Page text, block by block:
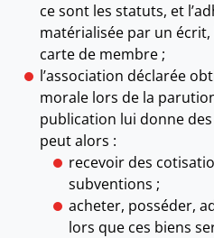
ce sont les statuts, et
matérialisée par un
carte de membre ;
l’association déclarée
morale lors de la
publication lui donne
peut alors :
recevoir des
subventions ;
acheter, posséder,
lors que ces biens